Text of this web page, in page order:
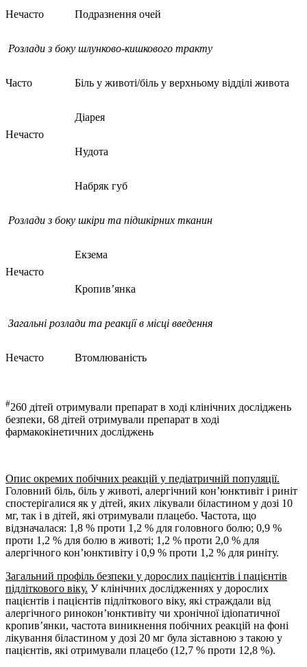
Нечасто Подразнення очей
Розлади з боку шлунково-кишкового тракту
Часто Біль у животі/біль у верхньому відділі живота
Нечасто
Діарея
Нудота
Набряк губ
Розлади з боку шкіри та підшкірних тканин
Нечасто
Екзема
Кропив’янка
Загальні розлади та реакції в місці введення
Нечасто Втомлюваність
#260 дітей отримували препарат в ході клінічних досліджень
безпеки, 68 дітей отримували препарат в ході
фармакокінетичних досліджень
Опис окремих побічних реакцій у педіатричній популяції.
Головний біль, біль у животі, алергічний кон’юнктивіт і риніт
спостерігалися як у дітей, яких лікували біластином у дозі 10
мг, так і в дітей, які отримували плацебо. Частота, що
відзначалася: 1,8 % проти 1,2 % для головного болю; 0,9 %
проти 1,2 % для болю в животі; 1,2 % проти 2,0 % для
алергічного кон’юнктивіту і 0,9 % проти 1,2 % для риніту.
Загальний профіль безпеки у дорослих пацієнтів і пацієнтів
підліткового віку. У клінічних дослідженнях у дорослих
пацієнтів і пацієнтів підліткового віку, які страждали від
алергічного ринокон’юнктивіту чи хронічної ідіопатичної
кропив’янки, частота виникнення побічних реакцій на фоні
лікування біластином у дозі 20 мг була зіставною з такою у
пацієнтів, які отримували плацебо (12,7 % проти 12,8 %).